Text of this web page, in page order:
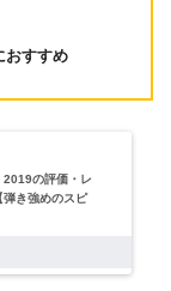
おすすめ
2019の評価・レ
弾き強めのスピ